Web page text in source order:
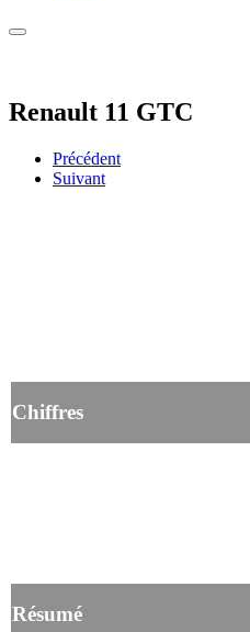
Renault 11 GTC
Précédent
Suivant
Chiffres
Résumé